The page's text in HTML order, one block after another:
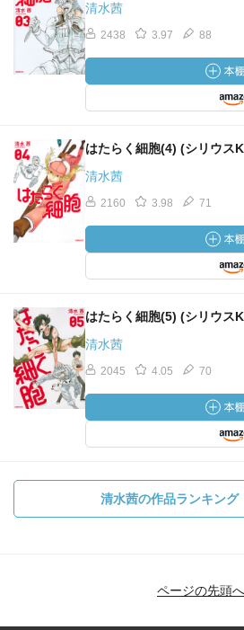
清水茜
2438 3.97 88
はたらく細胞(4) (シリウス
清水茜
2160 3.98 71
はたらく細胞(5) (シリウス
清水茜
2045 4.05 70
清水茜の作品ランキング
ページの先頭へ